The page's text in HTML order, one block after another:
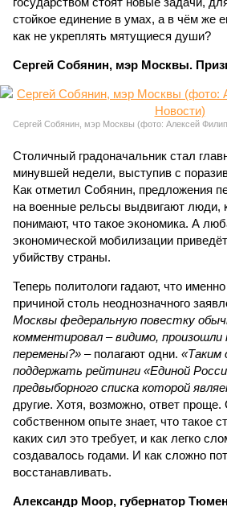
стойкое единение в умах, а в чём же
как не укреплять мятущиеся души?
Сергей Собянин, мэр Москвы.
Сергей Собянин, мэр Москвы (фото: Алексей
Столичный градоначальник стал
минувшей недели, выступив с
Как отметил Собянин, предложения
на военные рельсы выдвигают люди,
понимают, что такое экономика. А
экономической мобилизации
убийству страны.
Теперь политологи гадают, что
причиной столь неоднозначного
Москвы федеральную повестку
комментировал – видимо, произошли
перемены?» – полагают одни. «Таким
поддержать рейтинги «Единой
предвыборного списка которой
другие. Хотя, возможно, ответ проще.
собственном опыте знает, что такое
каких сил это требует, и как легко
создавалось годами. И как сложно
восстанавливать.
Александр Моор, губернатор